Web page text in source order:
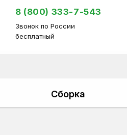
8 (800) 333-7-543
Звонок по России
бесплатный
Сборка